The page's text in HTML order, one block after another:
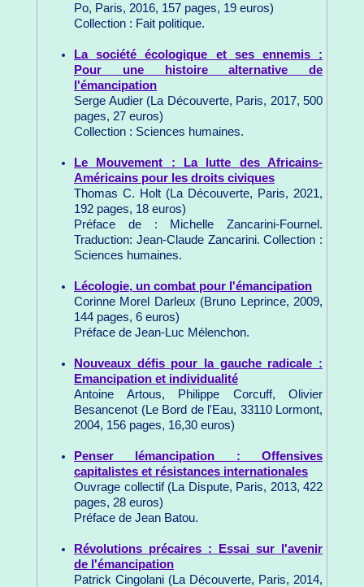
Po, Paris, 2016, 157 pages, 19 euros)
Collection : Fait politique.
La société écologique et ses ennemis :
Pour une histoire alternative de
l'émancipation
Serge Audier (La Découverte, Paris, 2017, 500
pages, 27 euros)
Collection : Sciences humaines.
Le Mouvement : La lutte des Africains-
Américains pour les droits civiques
Thomas C. Holt (La Découverte, Paris, 2021,
192 pages, 18 euros)
Préface de : Michelle Zancarini-Fournel.
Traduction: Jean-Claude Zancarini. Collection :
Sciences humaines.
Lécologie, un combat pour l'émancipation
Corinne Morel Darleux (Bruno Leprince, 2009,
144 pages, 6 euros)
Préface de Jean-Luc Mélenchon.
Nouveaux défis pour la gauche radicale :
Emancipation et individualité
Antoine Artous, Philippe Corcuff, Olivier
Besancenot (Le Bord de l'Eau, 33110 Lormont,
2004, 156 pages, 16,30 euros)
Penser lémancipation : Offensives
capitalistes et résistances internationales
Ouvrage collectif (La Dispute, Paris, 2013, 422
pages, 28 euros)
Préface de Jean Batou.
Révolutions précaires : Essai sur l'avenir
de l'émancipation
Patrick Cingolani (La Découverte, Paris, 2014,